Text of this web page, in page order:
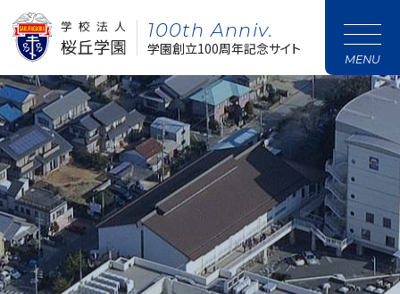
100th Anniv.
学園創立100周年記念サイト
MENU